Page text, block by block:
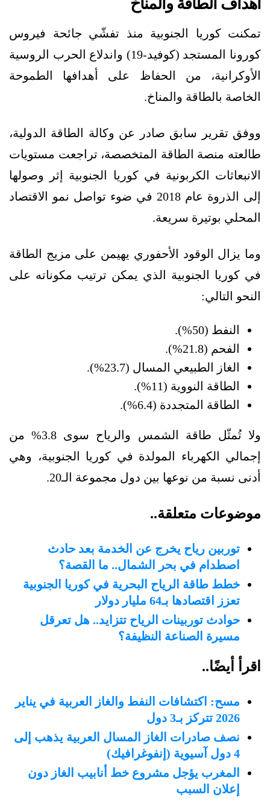
أهداف الطاقة والمناخ
تمكنت كوريا الجنوبية منذ تفشّي جائحة فيروس
كورونا المستجد (كوفيد-19) واندلاع الحرب الروسية
الأوكرانية، من الحفاظ على أهدافها الطموحة
الخاصة بالطاقة والمناخ.
ووفق تقرير سابق صادر عن وكالة الطاقة الدولية،
طالعته منصة الطاقة المتخصصة، تراجعت مستويات
الانبعاثات الكربونية في كوريا الجنوبية إثر وصولها
إلى الذروة عام 2018 في ضوء تواصل نمو الاقتصاد
المحلي بوتيرة سريعة.
وما يزال الوقود الأحفوري يهيمن على مزيج الطاقة
في كوريا الجنوبية الذي يمكن ترتيب مكوناته على
النحو التالي:
النفط (50%).
الفحم (21.8%).
الغاز الطبيعي المسال (23.7%).
الطاقة النووية (11%).
الطاقة المتجددة (6.4%).
ولا تُمثّل طاقة الشمس والرياح سوى 3.8% من
إجمالي الكهرباء المولدة في كوريا الجنوبية، وهي
أدنى نسبة من نوعها بين دول مجموعة الـ20.
موضوعات متعلقة..
توربين رياح يخرج عن الخدمة بعد حادث
اصطدام في بحر الشمال.. ما القصة؟
خطط طاقة الرياح البحرية في كوريا الجنوبية
تعزز اقتصادها بـ64 مليار دولار
حوادث توربينات الرياح تتزايد.. هل تعرقل
مسيرة الصناعة النظيفة؟
اقرأ أيضًا..
مسح: اكتشافات النفط والغاز العربية في يناير
2026 تتركز بـ3 دول
نصف صادرات الغاز المسال العربية يذهب إلى
4 دول آسيوية (إنفوغرافيك)
المغرب يؤجل مشروع خط أنابيب الغاز دون
إعلان السبب